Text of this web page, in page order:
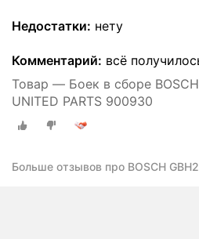
Недостатки: нету
Комментарий: всё
Товар — Боек в сборе
UNITED PARTS 900930
Больше отзывов про BOSCH